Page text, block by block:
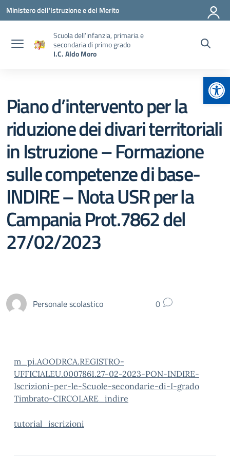
Vai ai contenuti
Vai al menu di navigazione
Vai al footer
Ministero dell'Istruzione e del Merito
Scuola dell’infanzia, primaria e
secondaria di primo grado
I.C. Aldo Moro
Piano d’intervento per la
riduzione dei divari territoriali
in Istruzione – Formazione
sulle competenze di base-
INDIRE – Nota USR per la
Campania Prot.7862 del
27/02/2023
Personale scolastico 0
m_pi.AOODRCA.REGISTRO-
UFFICIALEU.0007861.27-02-2023-PON-INDIRE-
Iscrizioni-per-le-Scuole-secondarie-di-I-grado
Timbrato-CIRCOLARE_indire
tutorial_iscrizioni